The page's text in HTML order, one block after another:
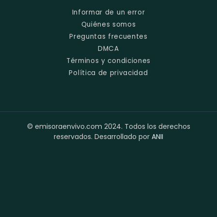
Informar de un error
Quiénes somos
Preguntas frecuentes
DMCA
Términos y condiciones
Política de privacidad
© emisoraenvivo.com 2024. Todos los derechos
reservados. Desarrollado por ANII